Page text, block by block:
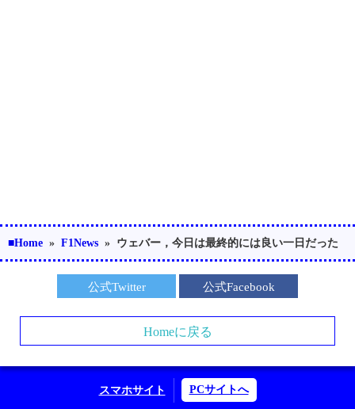
■Home » F1News » ウェバー，今日は最終的には良い一日だった
公式Twitter 公式Facebook
Homeに戻る
スマホサイト PCサイトへ